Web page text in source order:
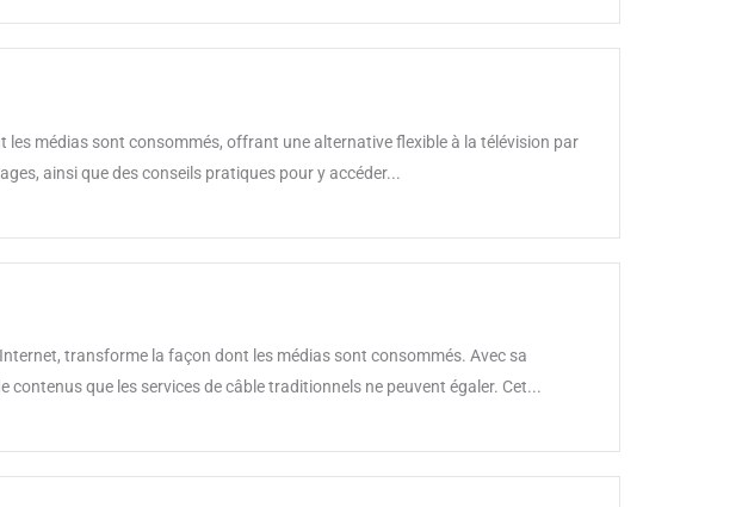
les médias sont consommés, offrant une alternative flexible à la télévision par
ainsi que des conseils pratiques pour y accéder...
transforme la façon dont les médias sont consommés. Avec sa
que les services de câble traditionnels ne peuvent égaler. Cet...